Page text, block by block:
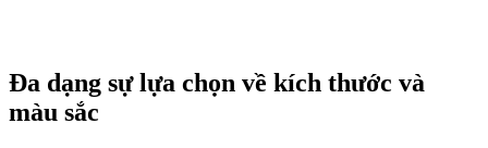
Đa dạng sự lựa chọn về kích thước và
màu sắc